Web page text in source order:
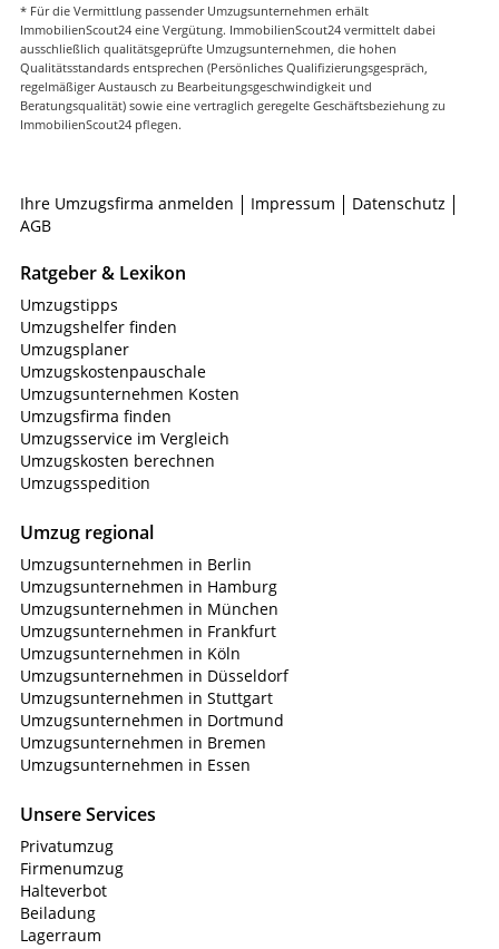
* Für die Vermittlung passender Umzugsunternehmen erhält
ImmobilienScout24 eine Vergütung. ImmobilienScout24 vermittelt dabei
ausschließlich qualitätsgeprüfte Umzugsunternehmen, die hohen
Qualitätsstandards entsprechen (Persönliches Qualifizierungsgespräch,
regelmäßiger Austausch zu Bearbeitungsgeschwindigkeit und
Beratungsqualität) sowie eine vertraglich geregelte Geschäftsbeziehung zu
ImmobilienScout24 pflegen.
Ihre Umzugsfirma anmelden Impressum
Datenschutz
AGB
Ratgeber & Lexikon
Umzugstipps
Umzugshelfer finden
Umzugsplaner
Umzugskostenpauschale
Umzugsunternehmen Kosten
Umzugsfirma finden
Umzugsservice im Vergleich
Umzugskosten berechnen
Umzugsspedition
Umzug regional
Umzugsunternehmen in Berlin
Umzugsunternehmen in Hamburg
Umzugsunternehmen in München
Umzugsunternehmen in Frankfurt
Umzugsunternehmen in Köln
Umzugsunternehmen in Düsseldorf
Umzugsunternehmen in Stuttgart
Umzugsunternehmen in Dortmund
Umzugsunternehmen in Bremen
Umzugsunternehmen in Essen
Unsere Services
Privatumzug
Firmenumzug
Halteverbot
Beiladung
Lagerraum